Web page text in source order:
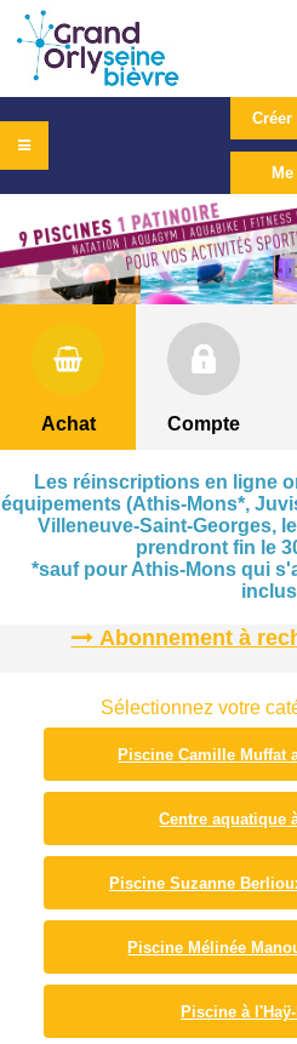
Achat Compte
Les réinscriptions en ligne
équipements (Athis-Mons*,
Villeneuve-Saint-Georges,
prendront fin le
*sauf pour Athis-Mons qui
Abonnement à
Sélectionnez votre
Piscine Camille Muffat
Centre aquatique
Piscine Suzanne
Piscine Mélinée
Piscine à